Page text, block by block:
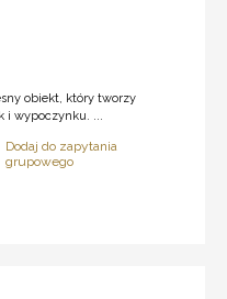
obiekt, który tworzy
i wypoczynku. ...